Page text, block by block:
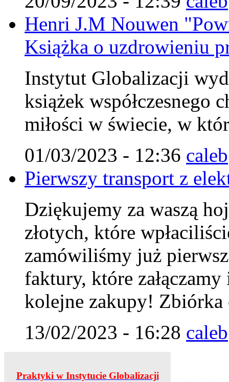
Henri J.M Nouwen
Książka o uzdrowieniu
Instytut Globalizacji
książek współczesnego
miłości w świecie, w
01/03/2023 - 12:36 caleb
Pierwszy transport z
Dziękujemy za waszą
złotych, które
zamówiliśmy już
faktury, które załączamy
kolejne zakupy! Zbiórka
13/02/2023 - 16:28 caleb
Praktyki w Instytucie Globalizacji